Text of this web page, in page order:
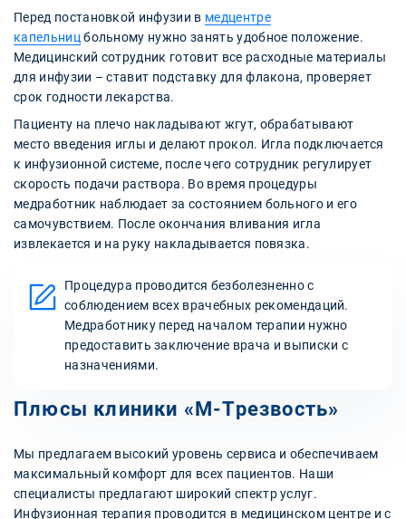
Перед постановкой инфузии в медцентре
капельниц больному нужно занять удобное положение.
Медицинский сотрудник готовит все расходные материалы
для инфузии – ставит подставку для флакона, проверяет
срок годности лекарства.
Пациенту на плечо накладывают жгут, обрабатывают
место введения иглы и делают прокол. Игла подключается
к инфузионной системе, после чего сотрудник регулирует
скорость подачи раствора. Во время процедуры
медработник наблюдает за состоянием больного и его
самочувствием. После окончания вливания игла
извлекается и на руку накладывается повязка.
Процедура проводится безболезненно с
соблюдением всех врачебных рекомендаций.
Медработнику перед началом терапии нужно
предоставить заключение врача и выписки с
назначениями.
Плюсы клиники «‎М-Трезвость»
Мы предлагаем высокий уровень сервиса и обеспечиваем
максимальный комфорт для всех пациентов. Наши
специалисты предлагают широкий спектр услуг.
Инфузионная терапия проводится в медицинском центре и с